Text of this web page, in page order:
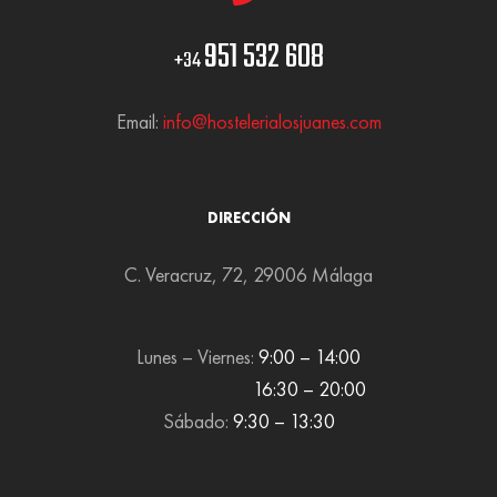
+34951 532 608
Email: info@hostelerialosjuanes.com
DIRECCIÓN
C. Veracruz, 72, 29006 Málaga
Lunes – Viernes: 9:00 – 14:00
16:30 – 20:00
Sábado: 9:30 – 13:30